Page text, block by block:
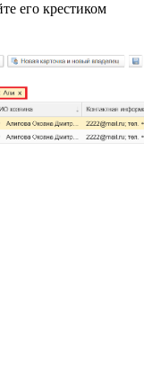
его крестиком